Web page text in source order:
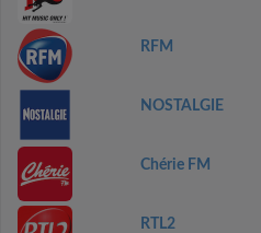
RFM
NOSTALGIE
Chérie FM
RTL2